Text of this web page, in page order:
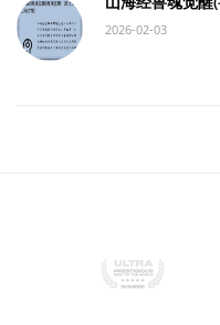
2026-02-03